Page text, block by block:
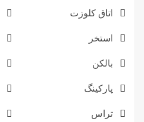
اتاق کلوزت
استخر
بالکن
پارکینگ
تراس